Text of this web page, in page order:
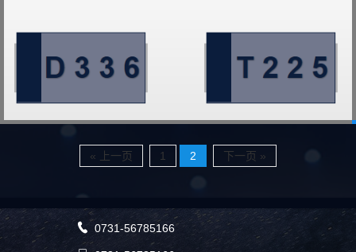
« 上一页 1 2 下一页 »
 0731-56785166